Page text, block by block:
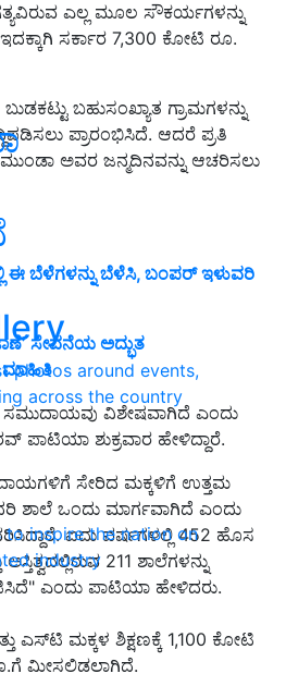
photos around events,
across the country
inspire the nation on
industry
ಎಲ್ಲ ಮೂಲ ಸೌಕರ್ಯಗಳನ್ನು
ಸರ್ಕಾರ 7,300 ಕೋಟಿ ರೂ.
ಬಹುಸಂಖ್ಯಾತ ಗ್ರಾಮಗಳನ್ನು
ಪ್ರಾರಂಭಿಸಿದೆ. ಆದರೆ ಪ್ರತಿ
ಅವರ ಜನ್ಮದಿನವನ್ನು ಆಚರಿಸಲು
ಬೆಳೆಗಳನ್ನು ಬೆಳೆಸಿ, ಬಂಪರ್‌ ಇಳುವರಿ
ಸೇವನೆಯ ಅದ್ಭುತ
ಮಾಹಿತಿ
ಸಮುದಾಯವು ವಿಶೇಷವಾಗಿದೆ ಎಂದು
ಪಾಟಿಯಾ ಶುಕ್ರವಾರ ಹೇಳಿದ್ದಾರೆ.
ಸೇರಿದ ಮಕ್ಕಳಿಗೆ ಉತ್ತಮ
ಶಾಲೆ ಒಂದು ಮಾರ್ಗವಾಗಿದೆ ಎಂದು
ಐದು ವರ್ಷಗಳಲ್ಲಿ 452 ಹೊಸ
211 ಶಾಲೆಗಳನ್ನು
ಎಂದು ಪಾಟಿಯಾ ಹೇಳಿದರು.
ಎಸ್‌ಟಿ ಮಕ್ಕಳ ಶಿಕ್ಷಣಕ್ಕೆ 1,100 ಕೋಟಿ
ಮೀಸಲಿಡಲಾಗಿದೆ.